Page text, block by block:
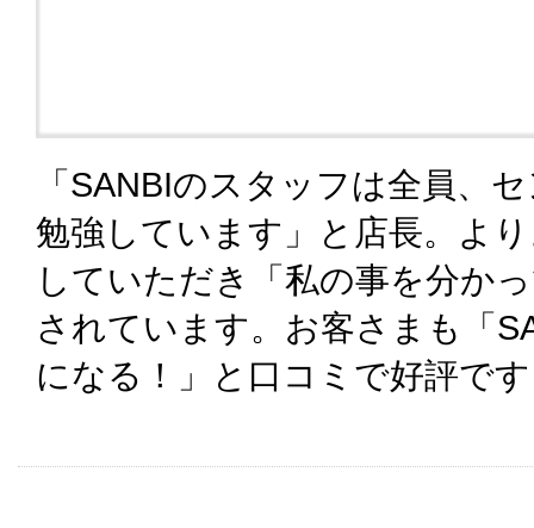
「SANBIのスタッフは全員、
勉強しています」と店長。よ
していただき「私の事を分か
されています。お客さまも「
になる！」と口コミで好評で